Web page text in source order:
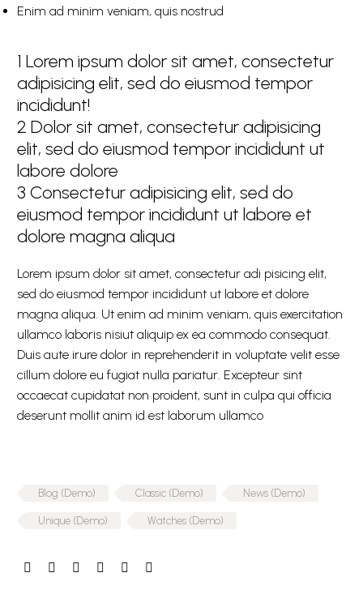
Enim ad minim veniam, quis nostrud
1 Lorem ipsum dolor sit amet, consectetur
adipisicing elit, sed do eiusmod tempor
incididunt!
2 Dolor sit amet, consectetur adipisicing
elit, sed do eiusmod tempor incididunt ut
labore dolore
3 Consectetur adipisicing elit, sed do
eiusmod tempor incididunt ut labore et
dolore magna aliqua
Lorem ipsum dolor sit amet, consectetur adi pisicing elit,
sed do eiusmod tempor incididunt ut labore et dolore
magna aliqua. Ut enim ad minim veniam, quis exercitation
ullamco laboris nisiut aliquip ex ea commodo consequat.
Duis aute irure dolor in reprehenderit in voluptate velit esse
cillum dolore eu fugiat nulla pariatur. Excepteur sint
occaecat cupidatat non proident, sunt in culpa qui officia
deserunt mollit anim id est laborum ullamco
Blog (Demo) Classic (Demo) News (Demo)
Unique (Demo) Watches (Demo)